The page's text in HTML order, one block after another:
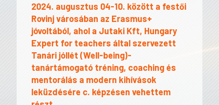
2024. augusztus 04-10. között a festői
Rovinj városában az Erasmus+
jóvoltából, ahol a Jutaki Kft, Hungary
Expert for teachers által szervezett
Tanári jóllét (Well-being)-
tanártámogató tréning, coaching és
mentorálás a modern kihívások
leküzdésére c. képzésen vehettem